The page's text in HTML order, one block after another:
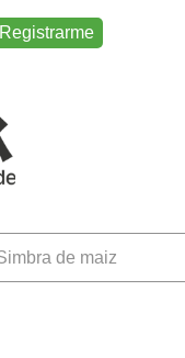
Registrarme
simbra de maiz